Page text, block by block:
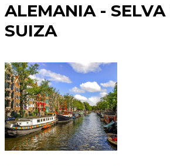
ALEMANIA - SELVA
SUIZA